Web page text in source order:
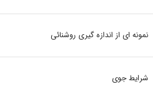
نمونه ای از اندازه گیری روشنائی
شرایط جوی